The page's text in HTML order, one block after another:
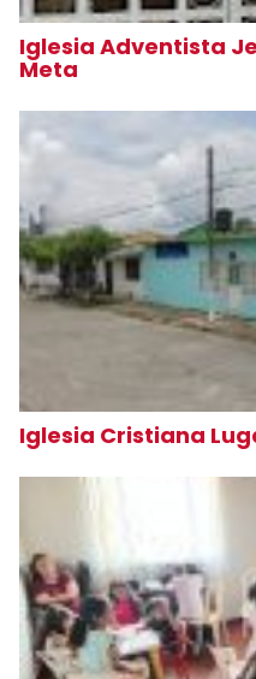
Iglesia Adventista
Meta
Iglesia Cristiana